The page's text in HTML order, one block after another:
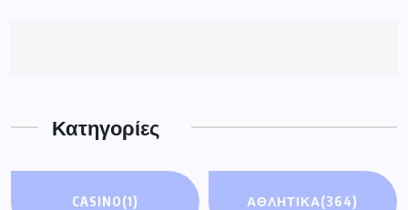
Κατηγορίες
CASINO(1) ΑΘΛΗΤΙΚΑ(364)